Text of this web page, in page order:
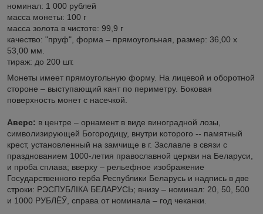
номинал: 1 000 рублей
масса монеты: 100 г
масса золота в чистоте: 99,9 г
качество: "пруф", форма – прямоугольная, размер: 36,00 х
53,00 мм.
тираж: до 200 шт.
Монеты имеет прямоугольную форму. На лицевой и оборотной
стороне – выступающий кант по периметру. Боковая
поверхность монет с насечкой.
Аверс: в центре – орнамент в виде виноградной лозы,
символизирующей Богородицу, внутри которого -- памятный
крест, установленный на замчище в г. Заславле в связи с
празднованием 1000-летия православной церкви на Беларуси,
и проба сплава; вверху – рельефное изображение
Государственного герба Республики Беларусь и надпись в две
строки: РЭСПУБЛІКА БЕЛАРУСЬ; внизу – номинал: 20, 50, 500
и 1000 РУБЛЁЎ, справа от номинала – год чеканки.